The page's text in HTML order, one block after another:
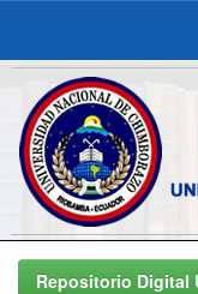
Skip
navigationRepositorio Digital